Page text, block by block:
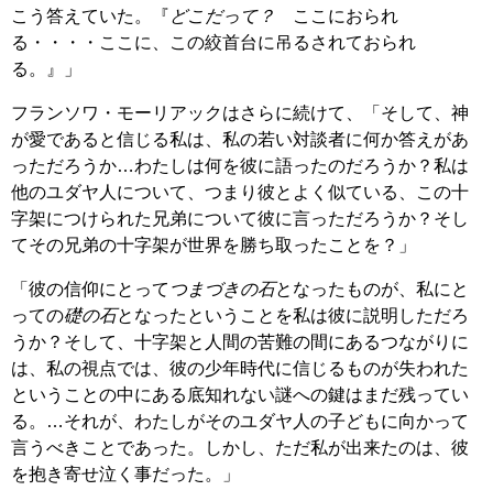
こう答えていた。『 どこだって？
ここにおられ
る・・・・ここに、この絞首台に吊るされておられ
る。』」
フランソワ・モーリアックはさらに続けて、「そして、神
が愛であると信じる私は、私の若い対談者に何か答えがあ
っただろうか…わたしは何を彼に語ったのだろうか？私は
他のユダヤ人について、つまり彼とよく似ている、この十
字架につけられた兄弟について彼に言っただろうか？そし
てその兄弟の十字架が世界を勝ち取ったことを？」
「彼の信仰にとって つまづきの石となったものが、私にと
っての礎の石となったということを私は彼に説明しただろ
うか？そして、十字架と人間の苦難の間にあるつながりに
は、私の視点では、彼の少年時代に信じるものが失われた
ということの中にある底知れない謎への鍵はまだ残ってい
る。…それが、わたしがそのユダヤ人の子どもに向かって
言うべきことであった。しかし、ただ私が出来たのは、彼
を抱き寄せ泣く事だった。」